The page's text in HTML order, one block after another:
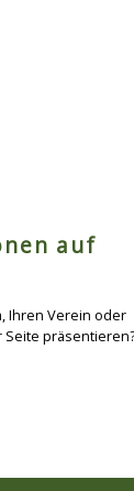
auf
Ihren Verein oder